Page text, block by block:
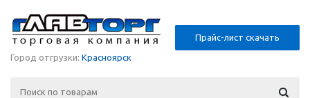
Прайс-лист скачать
Город отгрузки: Красноярск